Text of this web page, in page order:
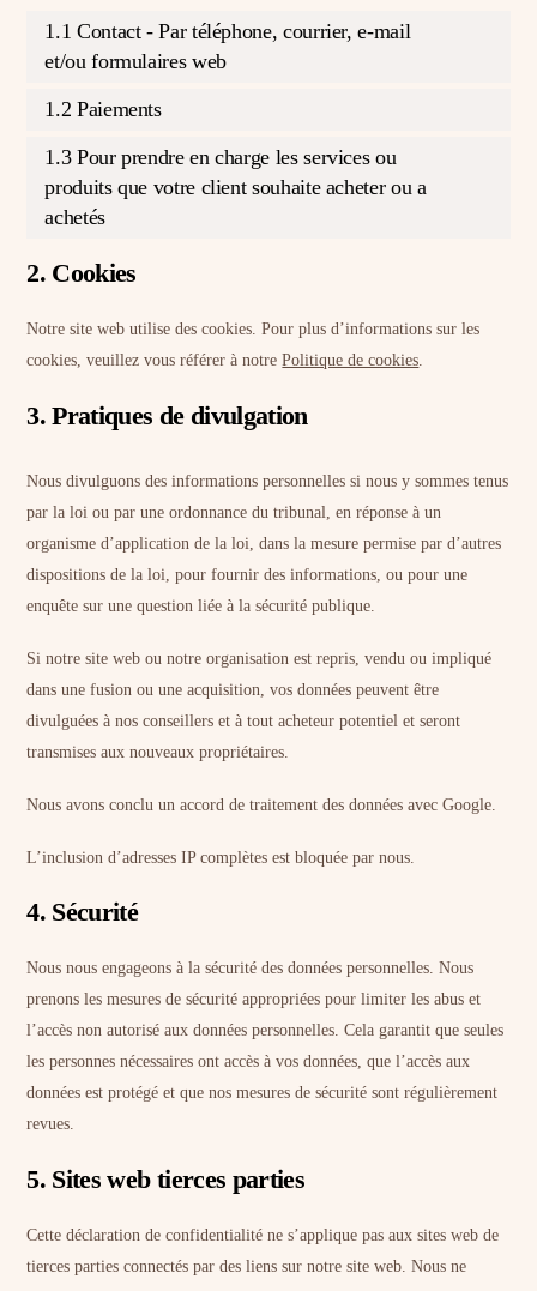
1.1 Contact - Par téléphone, courrier, e-mail
et/ou formulaires web
1.2 Paiements
1.3 Pour prendre en charge les services ou
produits que votre client souhaite acheter ou a
achetés
2. Cookies
Notre site web utilise des cookies. Pour plus d’informations sur les
cookies, veuillez vous référer à notrePolitique de cookies.
3. Pratiques de divulgation
Nous divulguons des informations personnelles si nous y sommes tenus
par la loi ou par une ordonnance du tribunal, en réponse à un
organisme d’application de la loi, dans la mesure permise par d’autres
dispositions de la loi, pour fournir des informations, ou pour une
enquête sur une question liée à la sécurité publique.
Si notre site web ou notre organisation est repris, vendu ou impliqué
dans une fusion ou une acquisition, vos données peuvent être
divulguées à nos conseillers et à tout acheteur potentiel et seront
transmises aux nouveaux propriétaires.
Nous avons conclu un accord de traitement des données avec Google.
L’inclusion d’adresses IP complètes est bloquée par nous.
4. Sécurité
Nous nous engageons à la sécurité des données personnelles. Nous
prenons les mesures de sécurité appropriées pour limiter les abus et
l’accès non autorisé aux données personnelles. Cela garantit que seules
les personnes nécessaires ont accès à vos données, que l’accès aux
données est protégé et que nos mesures de sécurité sont régulièrement
revues.
5. Sites web tierces parties
Cette déclaration de confidentialité ne s’applique pas aux sites web de
tierces parties connectés par des liens sur notre site web. Nous ne